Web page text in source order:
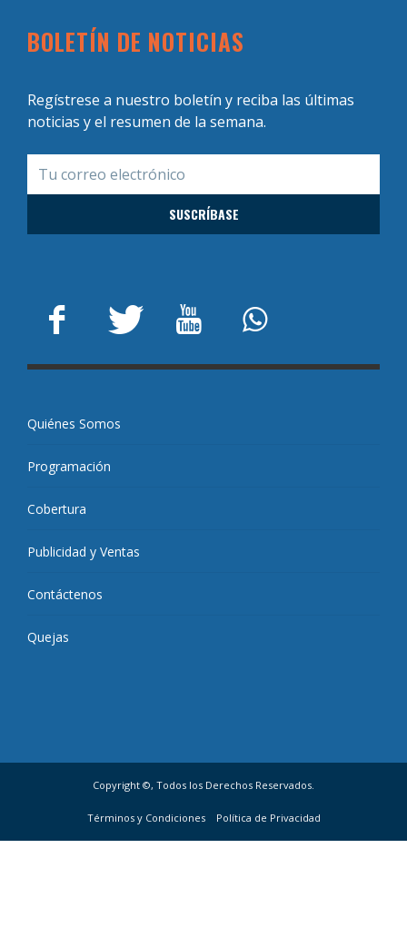
BOLETÍN DE NOTICIAS
Regístrese a nuestro boletín y reciba las últimas
noticias y el resumen de la semana.
Quiénes Somos
Programación
Cobertura
Publicidad y Ventas
Contáctenos
Quejas
Copyright ©, Todos los Derechos Reservados.
Términos y Condiciones Política de Privacidad